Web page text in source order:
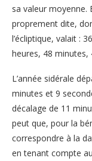
sa valeur moyenne.
proprement dite,
l’écliptique, valait :
heures, 48 minutes,
L’année sidérale
minutes et 9
décalage de 11
peut que, pour la
correspondre à la
en tenant compte